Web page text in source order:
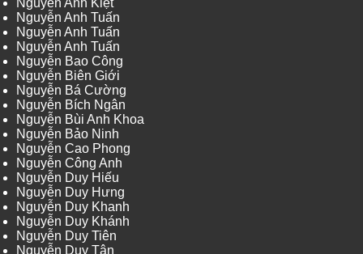
Nguyễn Anh Tuấn
Nguyễn Anh Tuấn
Nguyễn Anh Tuấn
Nguyễn Bao Công
Nguyễn Biên Giới
Nguyễn Bá Cường
Nguyễn Bích Ngân
Nguyễn Bùi Anh Khoa
Nguyễn Bảo Ninh
Nguyễn Cao Phong
Nguyễn Công Anh
Nguyễn Duy Hiếu
Nguyễn Duy Hưng
Nguyễn Duy Khanh
Nguyễn Duy Khánh
Nguyễn Duy Tiên
Nguyễn Duy Tân